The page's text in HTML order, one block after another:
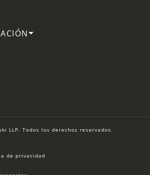
LLP. Todos los derechos reservados.
de privacidad